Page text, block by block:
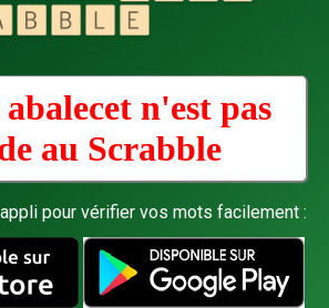
n'est pas
au Scrabble
pour vérifier vos mots facilement :